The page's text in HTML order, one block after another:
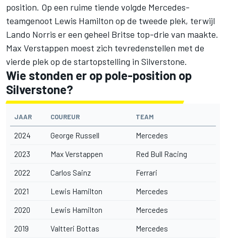
position. Op een ruime tiende volgde Mercedes-
teamgenoot Lewis Hamilton op de tweede plek, terwijl
Lando Norris er een geheel Britse top-drie van maakte.
Max Verstappen moest zich tevredenstellen met de
vierde plek op de startopstelling in Silverstone.
Wie stonden er op pole-position op
Silverstone?
JAAR COUREUR TEAM
2024 George Russell Mercedes
2023 Max Verstappen Red Bull Racing
2022 Carlos Sainz Ferrari
2021 Lewis Hamilton Mercedes
2020 Lewis Hamilton Mercedes
2019 Valtteri Bottas Mercedes